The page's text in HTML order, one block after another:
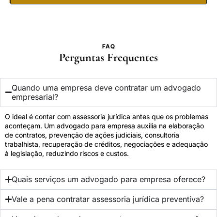
FAQ
Perguntas Frequentes
Quando uma empresa deve contratar um advogado
empresarial?
O ideal é contar com assessoria jurídica antes que os problemas
aconteçam. Um advogado para empresa auxilia na elaboração
de contratos, prevenção de ações judiciais, consultoria
trabalhista, recuperação de créditos, negociações e adequação
à legislação, reduzindo riscos e custos.
Quais serviços um advogado para empresa oferece?
Vale a pena contratar assessoria jurídica preventiva?